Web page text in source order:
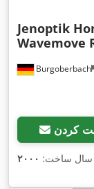
Burgoberbach
Jenoptik
Wavemove
کردن
سال ساخت: ۲۰۰۰